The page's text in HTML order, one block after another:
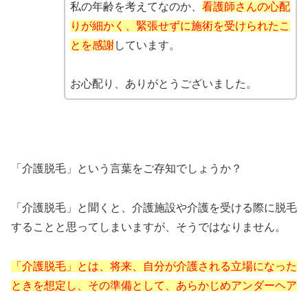
私の年齢を考えてなのか、 看護師さんの心配
りが細かく、緊張せずに施術を受けられたこ
とを感謝しています。
お心配り、ありがとうございました。
「介護脱毛」という言葉をご存知でしょうか？
「介護脱毛」と聞くと、介護施設や介護を受ける際に脱毛
することと思ってしまいますが、そうではなりません。
「介護脱毛」とは、将来、自分が介護される立場になった
ときを想定し、その準備として、あらかじめアンダーヘア